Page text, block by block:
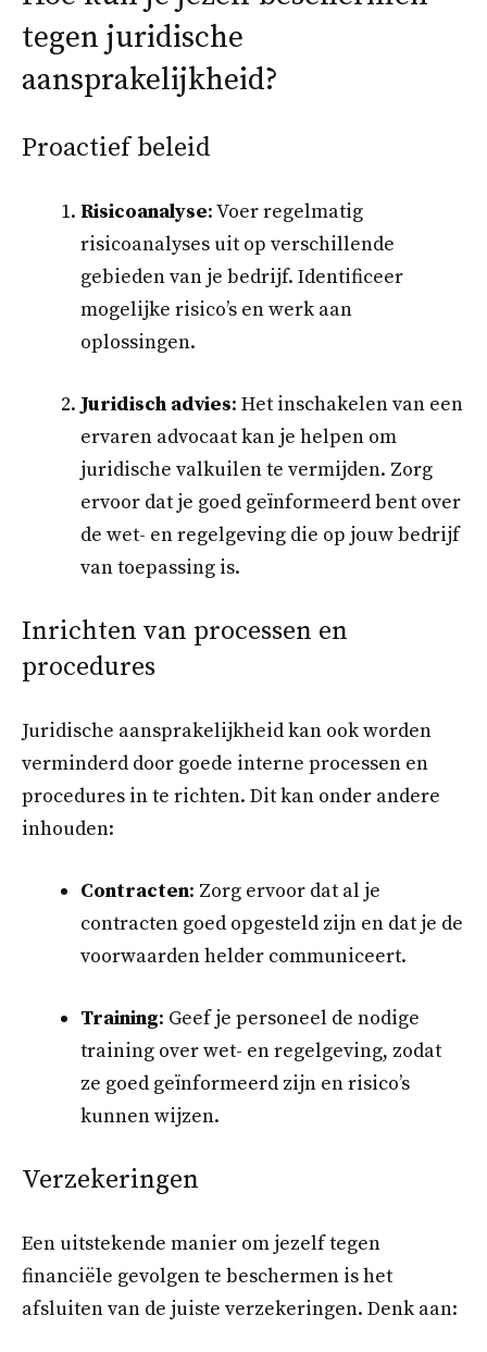
tegen juridische
aansprakelijkheid?
Proactief beleid
Risicoanalyse: Voer regelmatig
risicoanalyses uit op verschillende
gebieden van je bedrijf. Identificeer
mogelijke risico’s en werk aan
oplossingen.
Juridisch advies: Het inschakelen van een
ervaren advocaat kan je helpen om
juridische valkuilen te vermijden. Zorg
ervoor dat je goed geïnformeerd bent over
de wet- en regelgeving die op jouw bedrijf
van toepassing is.
Inrichten van processen en
procedures
Juridische aansprakelijkheid kan ook worden
verminderd door goede interne processen en
procedures in te richten. Dit kan onder andere
inhouden:
Contracten: Zorg ervoor dat al je
contracten goed opgesteld zijn en dat je de
voorwaarden helder communiceert.
Training: Geef je personeel de nodige
training over wet- en regelgeving, zodat
ze goed geïnformeerd zijn en risico’s
kunnen wijzen.
Verzekeringen
Een uitstekende manier om jezelf tegen
financiële gevolgen te beschermen is het
afsluiten van de juiste verzekeringen. Denk aan: